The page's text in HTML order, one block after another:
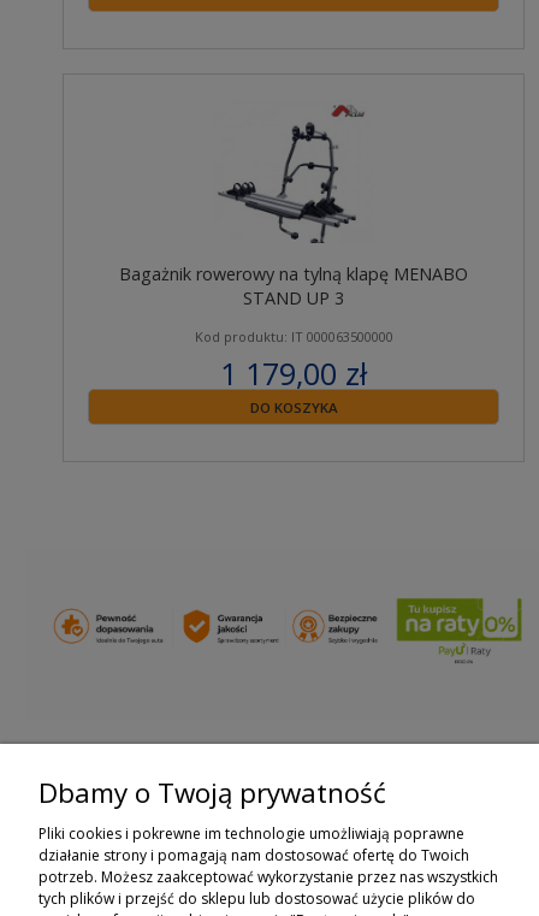
Bagażnik rowerowy na tylną klapę MENABO
STAND UP 3
Kod produktu: IT 000063500000
1 179,00 zł
zawiera 23% VAT
DO KOSZYKA
ZAPISZ SIĘ DO NEWSLETTERA
ZAPISZ SIĘ
Dbamy o Twoją prywatność
Pliki cookies i pokrewne im technologie umożliwiają poprawne
działanie strony i pomagają nam dostosować ofertę do Twoich
potrzeb. Możesz zaakceptować wykorzystanie przez nas wszystkich
tych plików i przejść do sklepu lub dostosować użycie plików do